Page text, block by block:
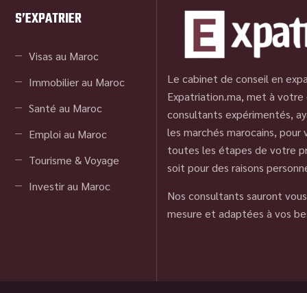
S’EXPATRIER
Visas au Maroc
Immobilier au Maroc
Santé au Maroc
Emploi au Maroc
Tourisme & Voyage
Investir au Maroc
Le cabinet de conseil en
Expatriation.ma, met à
consultants expérimentés,
les marchés marocains, pour
toutes les étapes de votre
soit pour des raisons
Nos consultants sauront
mesure et adaptées à vos